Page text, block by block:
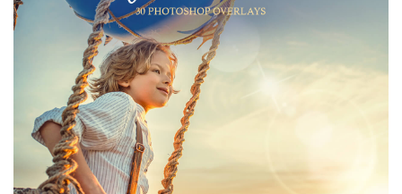
Lütfen seçin
Free Photoshop Overlay #29